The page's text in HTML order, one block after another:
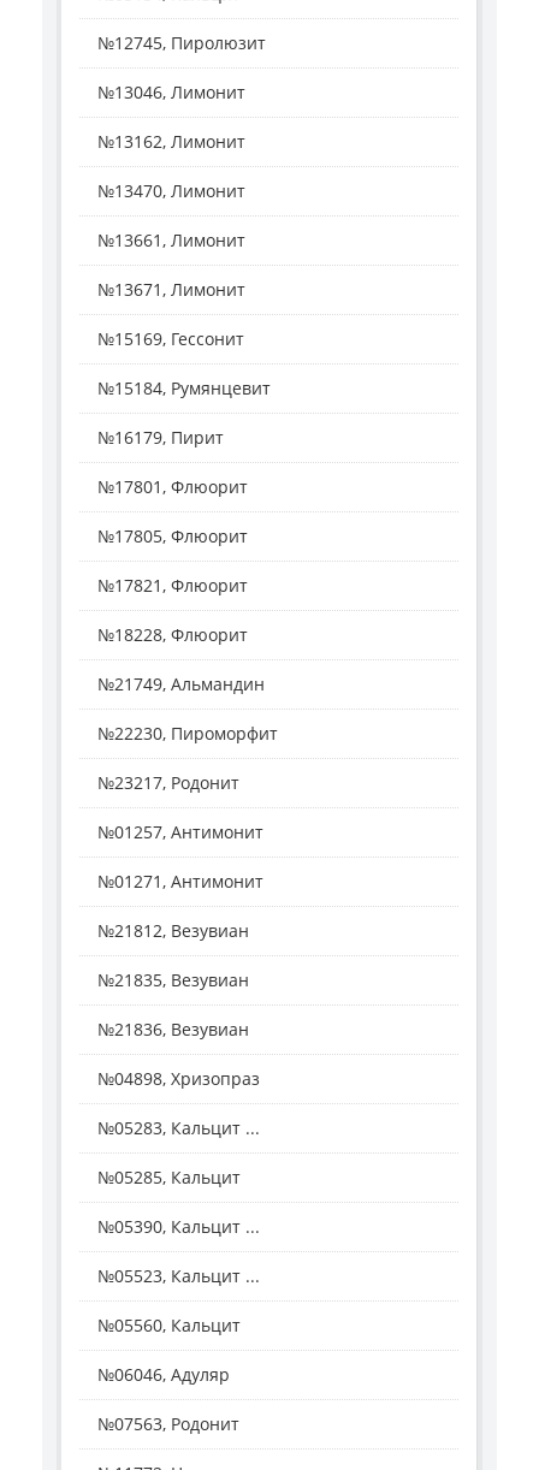
№12745, Пиролюзит
№13046, Лимонит
№13162, Лимонит
№13470, Лимонит
№13661, Лимонит
№13671, Лимонит
№15169, Гессонит
№15184, Румянцевит
№16179, Пирит
№17801, Флюорит
№17805, Флюорит
№17821, Флюорит
№18228, Флюорит
№21749, Альмандин
№22230, Пироморфит
№23217, Родонит
№01257, Антимонит
№01271, Антимонит
№21812, Везувиан
№21835, Везувиан
№21836, Везувиан
№04898, Хризопраз
№05283, Кальцит ...
№05285, Кальцит
№05390, Кальцит ...
№05523, Кальцит ...
№05560, Кальцит
№06046, Адуляр
№07563, Родонит